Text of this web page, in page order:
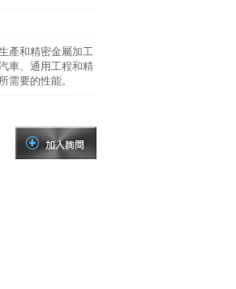
產和精密金屬加工
車、通用工程和精
所需要的性能。